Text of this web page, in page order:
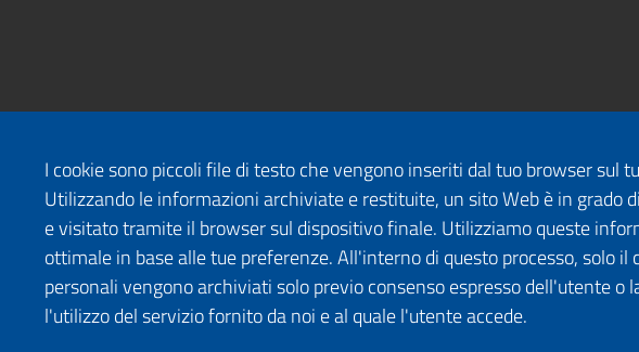
I cookie sono piccoli file di testo che vengono inseriti dal tuo browser
Utilizzando le informazioni archiviate e restituite, un sito Web è in
e visitato tramite il browser sul dispositivo finale. Utilizziamo queste
ottimale in base alle tue preferenze. All'interno di questo processo, solo
personali vengono archiviati solo previo consenso espresso dell'utente
l'utilizzo del servizio fornito da noi e al quale l'utente accede.